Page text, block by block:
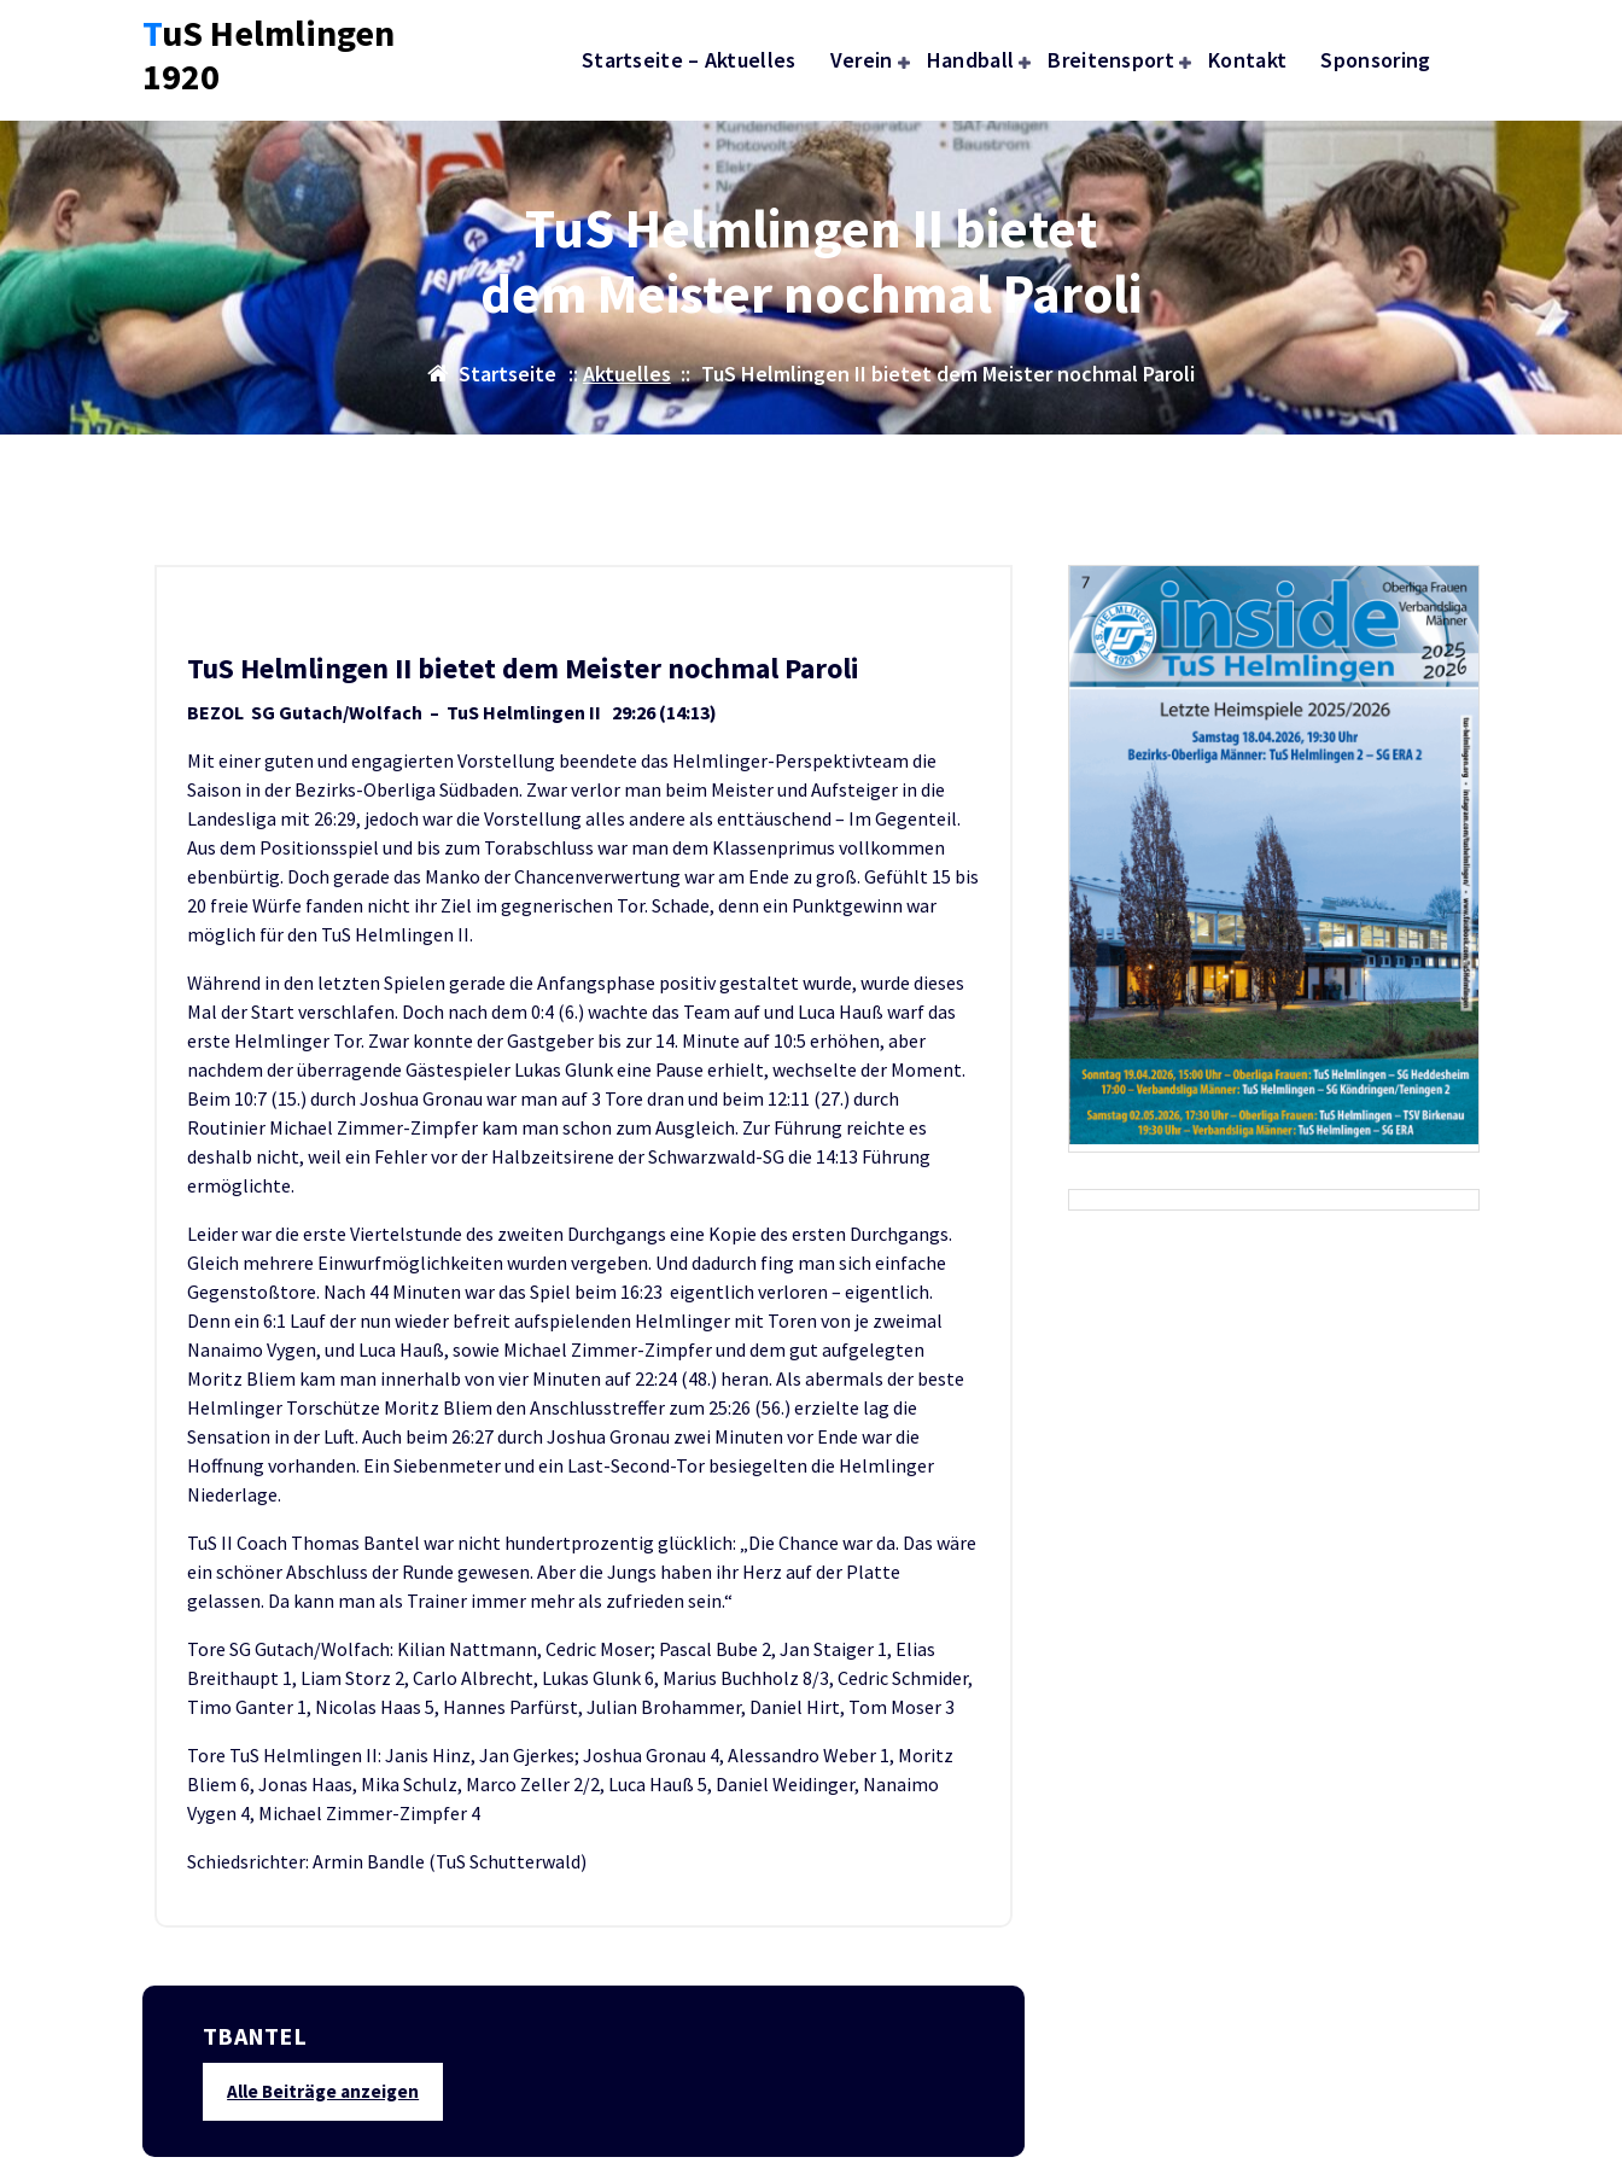
TuS Helmlingen
1920
Startseite – Aktuelles Verein Handball Breitensport Kontakt Sponsoring
TuS Helmlingen II bietet
dem Meister nochmal Paroli
Startseite ::Aktuelles:: TuS Helmlingen II bietet dem Meister nochmal Paroli
TuS Helmlingen II bietet dem Meister nochmal Paroli
BEZOL SG Gutach/Wolfach – TuS Helmlingen II 29:26 (14:13)
Mit einer guten und engagierten Vorstellung beendete das Helmlinger-Perspektivteam die
Saison in der Bezirks-Oberliga Südbaden. Zwar verlor man beim Meister und Aufsteiger in die
Landesliga mit 26:29, jedoch war die Vorstellung alles andere als enttäuschend – Im Gegenteil.
Aus dem Positionsspiel und bis zum Torabschluss war man dem Klassenprimus vollkommen
ebenbürtig. Doch gerade das Manko der Chancenverwertung war am Ende zu groß. Gefühlt 15 bis
20 freie Würfe fanden nicht ihr Ziel im gegnerischen Tor. Schade, denn ein Punktgewinn war
möglich für den TuS Helmlingen II.
Während in den letzten Spielen gerade die Anfangsphase positiv gestaltet wurde, wurde dieses
Mal der Start verschlafen. Doch nach dem 0:4 (6.) wachte das Team auf und Luca Hauß warf das
erste Helmlinger Tor. Zwar konnte der Gastgeber bis zur 14. Minute auf 10:5 erhöhen, aber
nachdem der überragende Gästespieler Lukas Glunk eine Pause erhielt, wechselte der Moment.
Beim 10:7 (15.) durch Joshua Gronau war man auf 3 Tore dran und beim 12:11 (27.) durch
Routinier Michael Zimmer-Zimpfer kam man schon zum Ausgleich. Zur Führung reichte es
deshalb nicht, weil ein Fehler vor der Halbzeitsirene der Schwarzwald-SG die 14:13 Führung
ermöglichte.
Leider war die erste Viertelstunde des zweiten Durchgangs eine Kopie des ersten Durchgangs.
Gleich mehrere Einwurfmöglichkeiten wurden vergeben. Und dadurch fing man sich einfache
Gegenstoßtore. Nach 44 Minuten war das Spiel beim 16:23 eigentlich verloren – eigentlich.
Denn ein 6:1 Lauf der nun wieder befreit aufspielenden Helmlinger mit Toren von je zweimal
Nanaimo Vygen, und Luca Hauß, sowie Michael Zimmer-Zimpfer und dem gut aufgelegten
Moritz Bliem kam man innerhalb von vier Minuten auf 22:24 (48.) heran. Als abermals der beste
Helmlinger Torschütze Moritz Bliem den Anschlusstreffer zum 25:26 (56.) erzielte lag die
Sensation in der Luft. Auch beim 26:27 durch Joshua Gronau zwei Minuten vor Ende war die
Hoffnung vorhanden. Ein Siebenmeter und ein Last-Second-Tor besiegelten die Helmlinger
Niederlage.
TuS II Coach Thomas Bantel war nicht hundertprozentig glücklich: „Die Chance war da. Das wäre
ein schöner Abschluss der Runde gewesen. Aber die Jungs haben ihr Herz auf der Platte
gelassen. Da kann man als Trainer immer mehr als zufrieden sein.“
Tore SG Gutach/Wolfach: Kilian Nattmann, Cedric Moser; Pascal Bube 2, Jan Staiger 1, Elias
Breithaupt 1, Liam Storz 2, Carlo Albrecht, Lukas Glunk 6, Marius Buchholz 8/3, Cedric Schmider,
Timo Ganter 1, Nicolas Haas 5, Hannes Parfürst, Julian Brohammer, Daniel Hirt, Tom Moser 3
Tore TuS Helmlingen II: Janis Hinz, Jan Gjerkes; Joshua Gronau 4, Alessandro Weber 1, Moritz
Bliem 6, Jonas Haas, Mika Schulz, Marco Zeller 2/2, Luca Hauß 5, Daniel Weidinger, Nanaimo
Vygen 4, Michael Zimmer-Zimpfer 4
Schiedsrichter: Armin Bandle (TuS Schutterwald)
TBANTEL
Alle Beiträge anzeigen